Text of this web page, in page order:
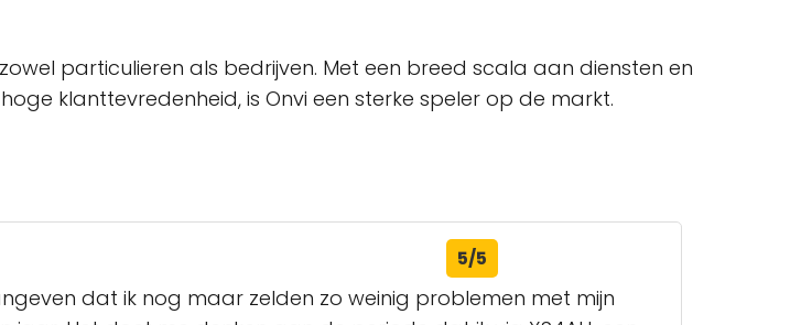
particulieren als bedrijven. Met een breed scala aan diensten en
klanttevredenheid, is Onvi een sterke speler op de markt.
5/5
dat ik nog maar zelden zo weinig problemen met mijn